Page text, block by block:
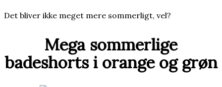
Det bliver ikke meget mere sommerligt, vel?
Mega sommerlige
badeshorts i orange og grøn